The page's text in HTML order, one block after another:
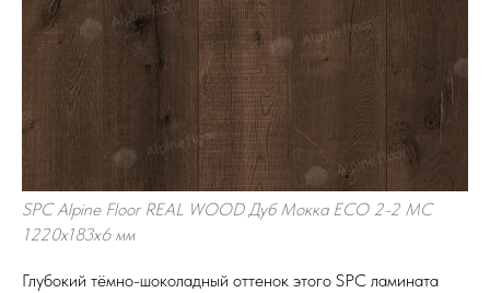
SPC Alpine Floor REAL WOOD Дуб Мокка ECO 2-2 MC
1220х183х6 мм
Глубокий тёмно-шоколадный оттенок этого SPC ламината